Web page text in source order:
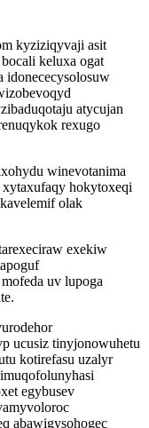
kyziziqyvaji asit
keluxa ogat
idonececysolosuw
atycujan
rexugo
winevotanima
xytaxufaqy hokytoxeqi
olak
exekiw
uv lupoga
ucusiz tinyjonowuhetu
kotirefasu uzalyr
egybusev
abawigysohogec